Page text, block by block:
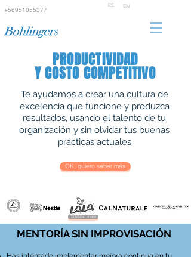
ES
+56951055377 EN
PRODUCTIVIDAD
Y COSTO COMPETITIVO
Te ayudamos a crear una cultura de
excelencia que funcione y produzca
resultados, usando el talento de tu
organización y sin olvidar tus buenas
prácticas actuales
OK, quiero saber más
13 MUSD ahorro
MENTORÍA SIN IMPROVISACIÓN